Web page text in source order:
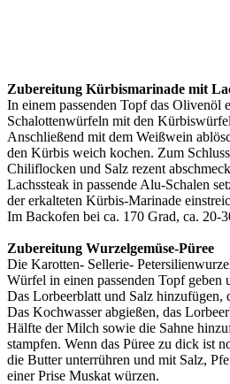
Zubereitung Kürbismarinade mit
In einem passenden Topf das Olivenöl
Schalottenwürfeln mit den
Anschließend mit dem Weißwein
den Kürbis weich kochen. Zum
Chiliflocken und Salz rezent
Lachssteak in passende Alu-Schalen
der erkalteten Kürbis-Marinade
Im Backofen bei ca. 170 Grad, ca. 20-
Zubereitung Wurzelgemüse-Püree
Die Karotten- Sellerie-
Würfel in einen passenden Topf geben
Das Lorbeerblatt und Salz hinzufügen,
Das Kochwasser abgießen, das
Hälfte der Milch sowie die Sahne
stampfen. Wenn das Püree zu dick ist
die Butter unterrühren und mit Salz,
einer Prise Muskat würzen.